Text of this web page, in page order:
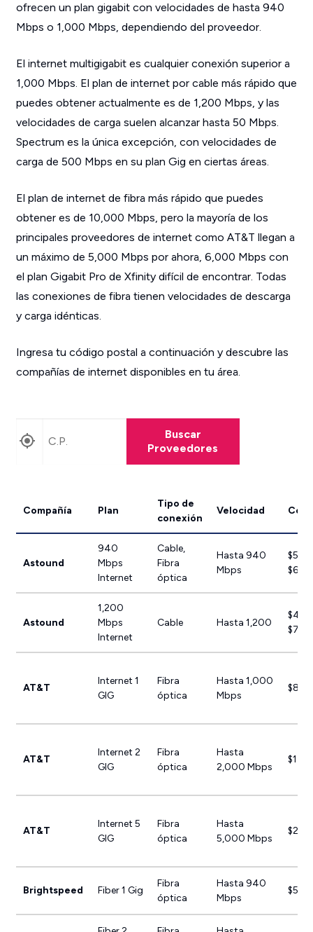
ofrecen un plan gigabit con velocidades de hasta 940
Mbps o 1,000 Mbps, dependiendo del proveedor.
El internet multigigabit es cualquier conexión superior a
1,000 Mbps. El plan de internet por cable más rápido que
puedes obtener actualmente es de 1,200 Mbps, y las
velocidades de carga suelen alcanzar hasta 50 Mbps.
Spectrum es la única excepción, con velocidades de
carga de 500 Mbps en su plan Gig en ciertas áreas.
El plan de internet de fibra más rápido que puedes
obtener es de 10,000 Mbps, pero la mayoría de los
principales proveedores de internet como AT&T llegan a
un máximo de 5,000 Mbps por ahora, 6,000 Mbps con
el plan Gigabit Pro de Xfinity difícil de encontrar. Todas
las conexiones de fibra tienen velocidades de descarga
y carga idénticas.
Ingresa tu código postal a continuación y descubre las
compañías de internet disponibles en tu área.
Buscar
Proveedores
Compañía Plan
Tipo de
conexión
Velocidad
Astound
940
Mbps
Internet
Cable,
Fibra
óptica
Hasta 940
Mbps
Astound
1,200
Mbps
Internet
Cable Hasta 1,200
AT&T
Internet 1
GIG
Fibra
óptica
Hasta 1,000
Mbps
AT&T
Internet 2
GIG
Fibra
óptica
Hasta
2,000 Mbps
AT&T
Internet 5
GIG
Fibra
óptica
Hasta
5,000 Mbps
Brightspeed Fiber 1 Gig
Fibra
óptica
Hasta 940
Mbps